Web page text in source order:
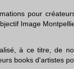
pour
Image
à ce titre, de
books d'artistes